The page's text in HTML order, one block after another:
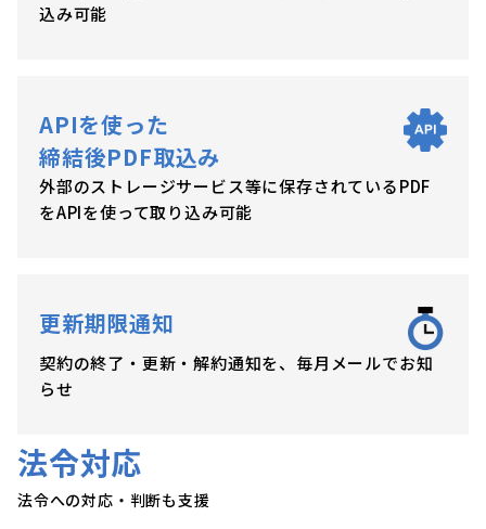
込み可能
APIを使った
締結後PDF取込み
外部のストレージサービス等に保存されているPDF
をAPIを使って取り込み可能
更新期限通知
契約の終了・更新・解約通知を、毎月メールでお知
らせ
法令対応
法令への対応・判断も支援